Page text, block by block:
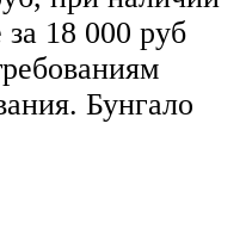
18 000 руб
Бунгало